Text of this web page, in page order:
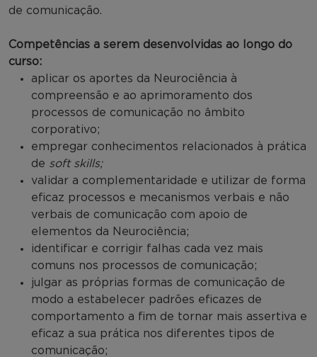
de comunicação.
Competências a serem desenvolvidas ao longo do
curso:
aplicar os aportes da Neurociência à
compreensão e ao aprimoramento dos
processos de comunicação no âmbito
corporativo;
empregar conhecimentos relacionados à prática
de soft skills;
validar a complementaridade e utilizar de forma
eficaz processos e mecanismos verbais e não
verbais de comunicação com apoio de
elementos da Neurociência;
identificar e corrigir falhas cada vez mais
comuns nos processos de comunicação;
julgar as próprias formas de comunicação de
modo a estabelecer padrões eficazes de
comportamento a fim de tornar mais assertiva e
eficaz a sua prática nos diferentes tipos de
comunicação;